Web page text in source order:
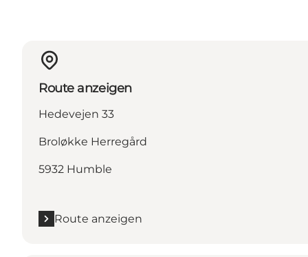
Route anzeigen
Hedevejen 33
Broløkke Herregård
5932 Humble
Route anzeigen